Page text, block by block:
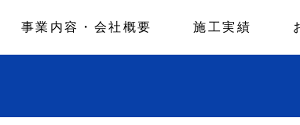
事業内容・会社概要 施工実績